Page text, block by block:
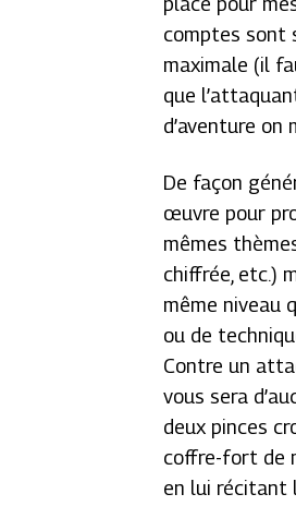
comptes sont
maximale (il
que
d’aventure
De façon
œuvre pour
mêmes
chiffrée, etc.)
même niveau
ou de
Contre un
vous sera
deux pinces
coffre-fort de
en lui récitant